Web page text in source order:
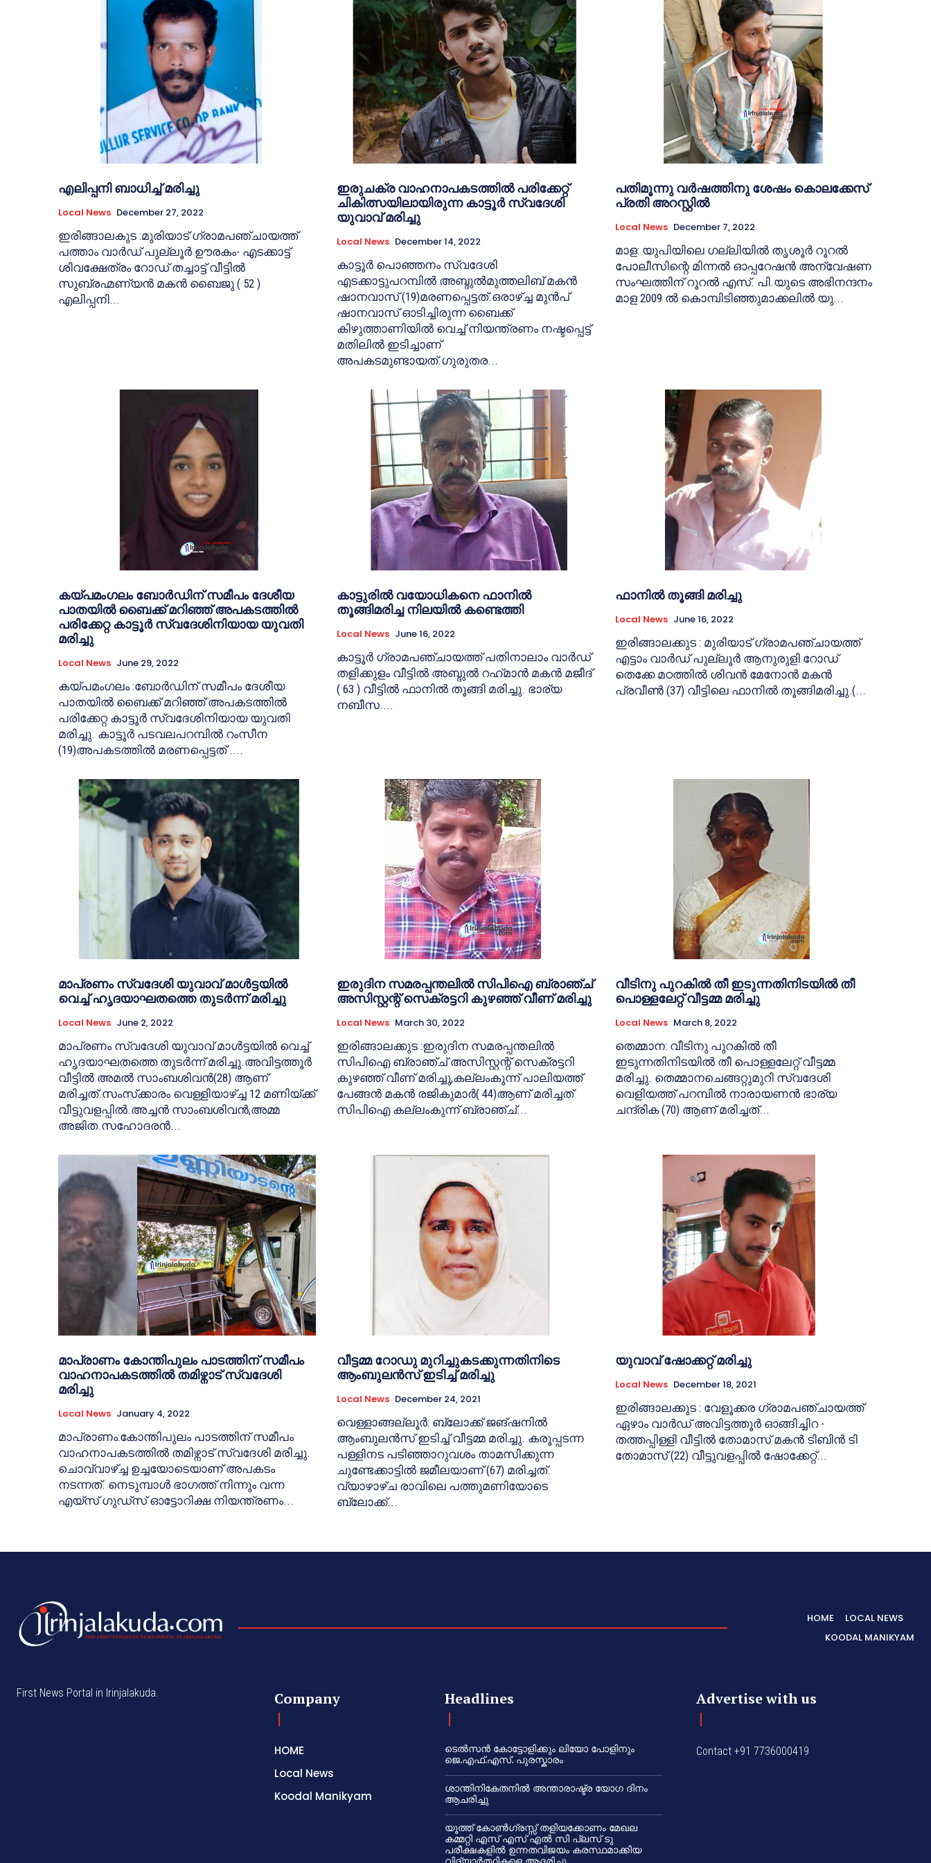
എലിപ്പനി ബാധിച്ച് മരിച്ചു
Local News December 27, 2022
ഇരിങ്ങാലകുട :മുരിയാട് ഗ്രാമപഞ്ചായത്ത്
പത്താം വാർഡ് പുല്ലൂർ ഊരകം- എടക്കാട്ട്
ശിവക്ഷേത്രം റോഡ് തച്ചാട്ട് വീട്ടിൽ
സുബ്രഹ്മണ്യൻ മകൻ ബൈജു ( 52 )
എലിപ്പനി...
ഇരുചക്ര വാഹനാപകടത്തില്‍ പരിക്കേറ്റ്
ചികിത്സയിലായിരുന്ന കാട്ടൂര്‍ സ്വദേശി
യുവാവ് മരിച്ചു
Local News December 14, 2022
കാട്ടൂര്‍ പൊഞ്ഞനം സ്വദേശി
എടക്കാട്ടുപറമ്പില്‍ അബ്ദുല്‍മുത്തലിബ് മകന്‍
ഷാനവാസ് (19)മരണപ്പെട്ടത്.ഒരാഴ്ച്ച മുന്‍പ്
ഷാനവാസ് ഓടിച്ചിരുന്ന ബൈക്ക്
കിഴുത്താണിയില്‍ വെച്ച് നിയന്ത്രണം നഷ്ടപ്പെട്ട്
മതിലില്‍ ഇടിച്ചാണ്
അപകടമുണ്ടായത്.ഗുരുതര...
പതിമൂന്നു വർഷത്തിനു ശേഷം കൊലക്കേസ്
പ്രതി അറസ്റ്റിൽ
Local News December 7, 2022
മാള: യുപിയിലെ ഗല്ലിയിൽ തൃശൂർ റൂറൽ
പോലീസിന്റെ മിന്നൽ ഓപ്പറേഷൻ അന്വേഷണ
സംഘത്തിന് റൂറൽ എസ്. പി.യുടെ അഭിനന്ദനം
മാള 2009 ൽ കൊമ്പിടിഞ്ഞുമാക്കലിൽ യു...
കയ്പമംഗലം ബോർഡിന് സമീപം ദേശീയ
പാതയിൽ ബൈക്ക് മറിഞ്ഞ് അപകടത്തിൽ
പരിക്കേറ്റ കാട്ടൂർ സ്വദേശിനിയായ യുവതി
മരിച്ചു
Local News June 29, 2022
കയ്പമംഗലം :ബോർഡിന് സമീപം ദേശീയ
പാതയിൽ ബൈക്ക് മറിഞ്ഞ് അപകടത്തിൽ
പരിക്കേറ്റ കാട്ടൂർ സ്വദേശിനിയായ യുവതി
മരിച്ചു. കാട്ടൂർ പടവലപറമ്പിൽ റംസീന
(19)അപകടത്തിൽ മരണപ്പെട്ടത് ....
കാട്ടുരില്‍ വയോധികനെ ഫാനില്‍
തൂങ്ങിമരിച്ച നിലയില്‍ കണ്ടെത്തി
Local News June 16, 2022
കാട്ടൂര്‍ ഗ്രാമപഞ്ചായത്ത് പതിനാലാം വാര്‍ഡ്
തളിക്കുളം വീട്ടില്‍ അബ്ദുല്‍ റഹ്‌മാന്‍ മകന്‍ മജീദ്
( 63 ) വീട്ടില്‍ ഫാനില്‍ തൂങ്ങി മരിച്ചു. ഭാര്യ
നബീസ....
ഫാനിൽ തൂങ്ങി മരിച്ചു
Local News June 16, 2022
ഇരിങ്ങാലക്കുട : മുരിയാട് ഗ്രാമപഞ്ചായത്ത്
എട്ടാം വാർഡ് പുല്ലൂർ ആനുരുളി റോഡ്
തെക്കേ മഠത്തിൽ ശിവൻ മേനോൻ മകൻ
പ്രവീൺ (37) വീട്ടിലെ ഫാനിൽ തൂങ്ങിമരിച്ചു.(...
മാപ്രണം സ്വദേശി യുവാവ് മാള്‍ട്ടയില്‍
വെച്ച് ഹൃദയാഘതത്തെ തുടര്‍ന്ന് മരിച്ചു
Local News June 2, 2022
മാപ്രണം സ്വദേശി യുവാവ് മാള്‍ട്ടയില്‍ വെച്ച്
ഹൃദയാഘതത്തെ തുടര്‍ന്ന് മരിച്ചു.അവിട്ടത്തൂര്‍
വീട്ടില്‍ അമല്‍ സാംബശിവന്‍(28) ആണ്
മരിച്ചത്.സംസ്‌ക്കാരം വെള്ളിയാഴ്ച്ച 12 മണിയ്ക്ക്
വീട്ടുവളപ്പില്‍.അച്ചന്‍ സാംബശിവന്‍,അമ്മ
അജിത.സഹോദരന്‍...
ഇരുദിന സമരപ്പന്തലിൽ സിപിഐ ബ്രാഞ്ച്
അസിസ്റ്റന്റ് സെക്രട്ടറി കുഴഞ്ഞ് വീണ് മരിച്ചു
Local News March 30, 2022
ഇരിങ്ങാലക്കുട :ഇരുദിന സമരപ്പന്തലിൽ
സിപിഐ ബ്രാഞ്ച് അസിസ്റ്റന്റ് സെക്രട്ടറി
കുഴഞ്ഞ് വീണ് മരിച്ചു,കല്ലംകുന്ന് പാലിയത്ത്
പേങ്ങൻ മകൻ രജികുമാർ( 44)ആണ് മരിച്ചത്
സിപിഐ കല്ലംകുന്ന് ബ്രാഞ്ച്...
വീടിനു പുറകിൽ തീ ഇടുന്നതിനിടയിൽ തീ
പൊള്ളലേറ്റ് വീട്ടമ്മ മരിച്ചു
Local News March 8, 2022
തെമ്മാന: വീടിനു പുറകിൽ തീ
ഇടുന്നതിനിടയിൽ തീ പൊള്ളലേറ്റ് വീട്ടമ്മ
മരിച്ചു. തെമ്മാനചെങ്ങറ്റുമുറി സ്വദേശി
വെളിയത്ത് പറമ്പിൽ നാരായണൻ ഭാര്യ
ചന്ദ്രിക (70) ആണ് മരിച്ചത്...
മാപ്രാണം കോന്തിപുലം പാടത്തിന് സമീപം
വാഹനാപകടത്തിൽ തമിഴ്നാട് സ്വദേശി
മരിച്ചു
Local News January 4, 2022
മാപ്രാണം:കോന്തിപുലം പാടത്തിന് സമീപം
വാഹനാപകടത്തിൽ തമിഴ്നാട് സ്വദേശി മരിച്ചു.
ചൊവ്വാഴ്ച്ച ഉച്ചയോടെയാണ് അപകടം
നടന്നത്. നെടുമ്പാൾ ഭാഗത്ത് നിന്നും വന്ന
എയ്സ് ഗുഡ്സ് ഓട്ടോറിക്ഷ നിയന്ത്രണം...
വീട്ടമ്മ റോഡു മുറിച്ചുകടക്കുന്നതിനിടെ
ആംബുലന്‍സ് ഇടിച്ച് മരിച്ചു
Local News December 24, 2021
വെള്ളാങ്ങല്ലൂര്‍: ബ്ലോക്ക് ജങ്ഷനില്‍
ആംബുലന്‍സ് ഇടിച്ച് വീട്ടമ്മ മരിച്ചു. കരൂപ്പടന്ന
പള്ളിനട പടിഞ്ഞാറുവശം താമസിക്കുന്ന
ചുണ്ടേക്കാട്ടില്‍ ജമീലയാണ് (67) മരിച്ചത്.
വ്യാഴാഴ്ച രാവിലെ പത്തുമണിയോടെ
ബ്ലോക്ക്...
യുവാവ് ഷോക്കറ്റ് മരിച്ചു
Local News December 18, 2021
ഇരിങ്ങാലക്കുട : വേളൂക്കര ഗ്രാമപഞ്ചായത്ത്
ഏഴാം വാർഡ് അവിട്ടത്തൂർ ഓങ്ങിച്ചിറ -
തത്തപ്പിള്ളി വീട്ടിൽ തോമാസ് മകൻ ടിബിൻ ടി
തോമാസ് (22) വീട്ടുവളപ്പിൽ ഷോക്കേറ്റ്...
HOME
LOCAL NEWS
KOODAL MANIKYAM
First News Portal in Irinjalakuda. Company
HOME
Local News
Koodal Manikyam
Headlines
ടെൽസൻ കോട്ടോളിക്കും ലിയോ പോളിനും
ജെ.എഫ്.എസ്. പുരസ്കാരം
ശാന്തിനികേതനിൽ അന്താരാഷ്ട്ര യോഗ ദിനം
ആചരിച്ചു
യൂത്ത് കോൺഗ്രസ്സ് തളിയക്കോണം മേഖല
കമ്മറ്റി എസ് എസ് എൽ സി പ്ലസ് ടു
പരീക്ഷകളിൽ ഉന്നതവിജയം കരസ്ഥമാക്കിയ
Advertise with us
Contact +91 7736000419